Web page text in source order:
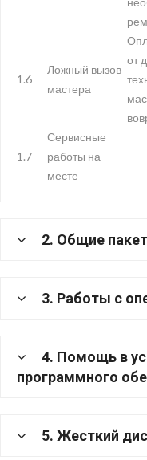
1.6
Ложный вызов
мастера
от
1.7
Сервисные
работы на
месте
2. Общие
3. Работы с
4. Помощь в
программного
5. Жесткий